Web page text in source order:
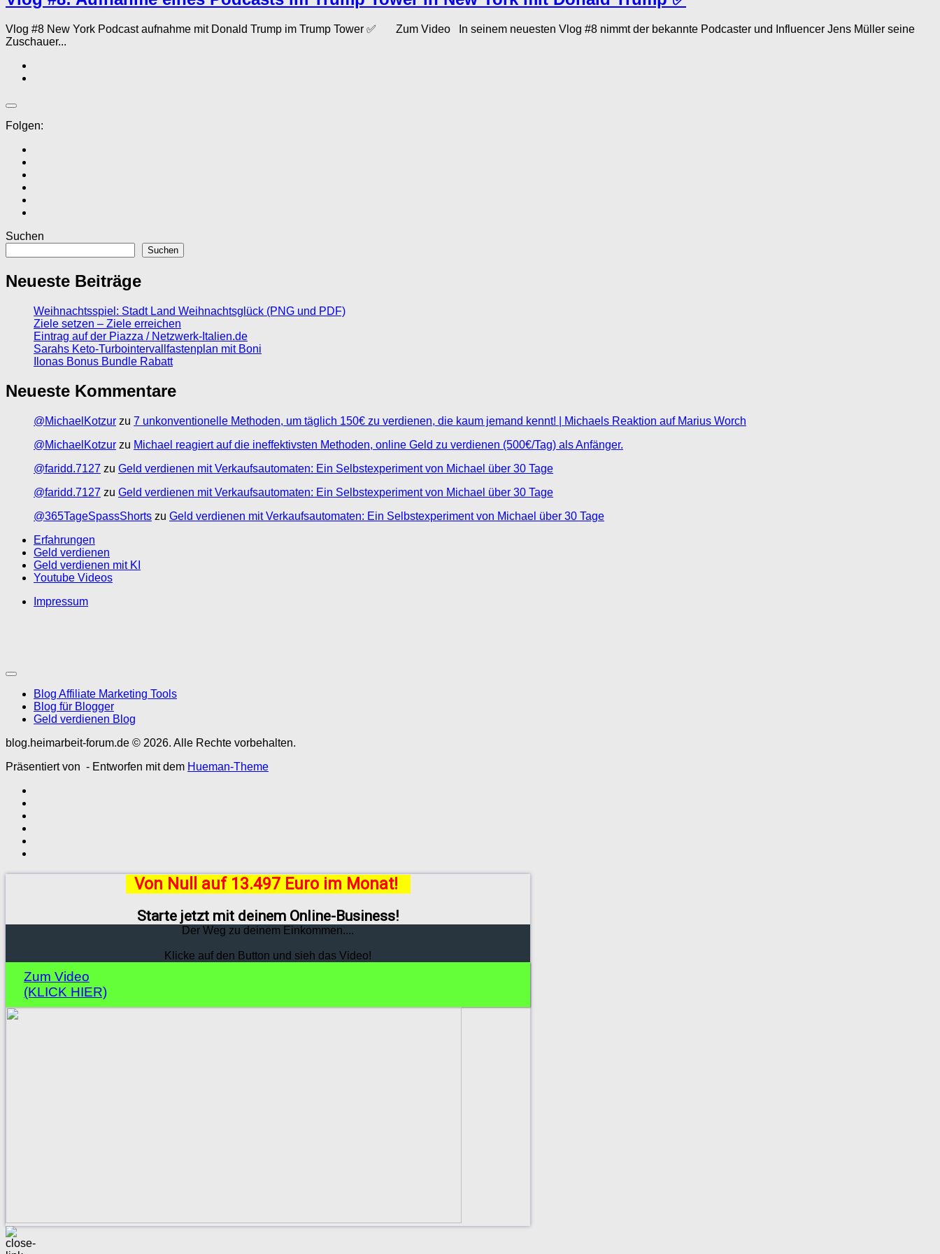
Vlog #8 New York Podcast aufnahme mit Donald Trump im Trump Tower ✅ Zum Video In seinem neuesten Vlog #8 nimmt der bekannte Podcaster und Influencer Jens Müller seine
Zuschauer...
Folgen:
Suchen
Suchen
Neueste Beiträge
Weihnachtsspiel: Stadt Land Weihnachtsglück (PNG und PDF)
Ziele setzen – Ziele erreichen
Eintrag auf der Piazza / Netzwerk-Italien.de
Sarahs Keto-Turbointervallfastenplan mit Boni
Ilonas Bonus Bundle Rabatt
Neueste Kommentare
@MichaelKotzur zu 7 unkonventionelle Methoden, um täglich 150€ zu verdienen, die kaum jemand kennt! | Michaels Reaktion auf Marius Worch
@MichaelKotzur zu Michael reagiert auf die ineffektivsten Methoden, online Geld zu verdienen (500€/Tag) als Anfänger.
@faridd.7127 zu Geld verdienen mit Verkaufsautomaten: Ein Selbstexperiment von Michael über 30 Tage
@faridd.7127 zu Geld verdienen mit Verkaufsautomaten: Ein Selbstexperiment von Michael über 30 Tage
@365TageSpassShorts zu Geld verdienen mit Verkaufsautomaten: Ein Selbstexperiment von Michael über 30 Tage
Erfahrungen
Geld verdienen
Geld verdienen mit KI
Youtube Videos
Impressum
Blog Affiliate Marketing Tools
Blog für Blogger
Geld verdienen Blog
blog.heimarbeit-forum.de © 2026. Alle Rechte vorbehalten.
Präsentiert von - Entworfen mit dem Hueman-Theme
Von Null auf 13.497 Euro im Monat!
Starte jetzt mit deinem Online-Business!
Der Weg zu deinem Einkommen....
Klicke auf den Button und sieh das Video!
Zum Video
(KLICK HIER)